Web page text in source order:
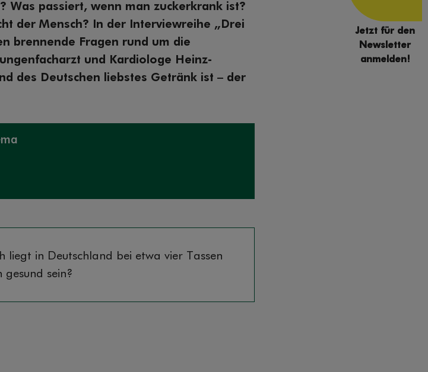
Was passiert, wenn man zuckerkrank ist?
der Mensch? In der Interviewreihe „Drei
brennende Fragen rund um die
und Kardiologe Heinz-
des Deutschen liebstes Getränk ist – der
liegt in Deutschland bei etwa vier Tassen
sein?
Jetzt für den
Newsletter
anmelden!